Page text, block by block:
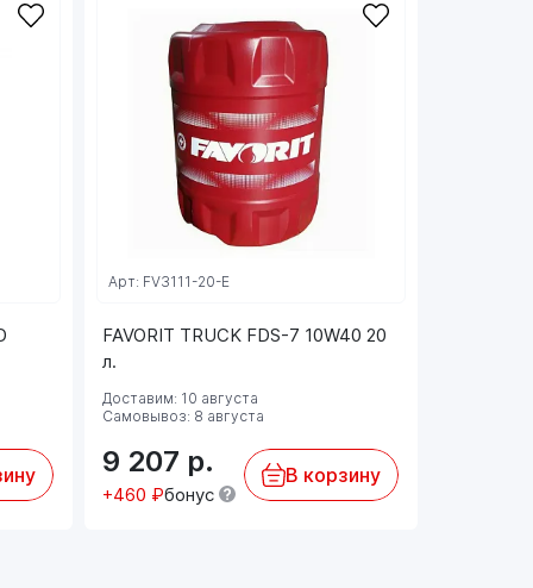
FAVORIT TRUCK FDS-7 10W40 20
л.
Арт: FV3111-20-E
Доставим: 10 августа
Самовывоз: 8 августа
9 207 р.
+460 ₽бонус
В корзину